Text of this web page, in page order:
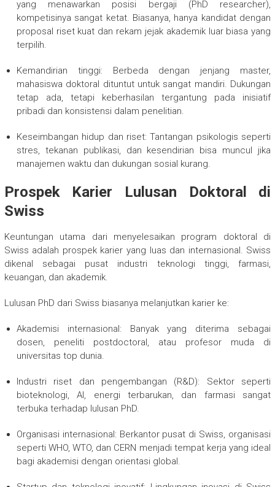
yang menawarkan posisi bergaji (PhD researcher),
kompetisinya sangat ketat. Biasanya, hanya kandidat dengan
proposal riset kuat dan rekam jejak akademik luar biasa yang
terpilih.
Kemandirian tinggi: Berbeda dengan jenjang master,
mahasiswa doktoral dituntut untuk sangat mandiri. Dukungan
tetap ada, tetapi keberhasilan tergantung pada inisiatif
pribadi dan konsistensi dalam penelitian.
Keseimbangan hidup dan riset: Tantangan psikologis seperti
stres, tekanan publikasi, dan kesendirian bisa muncul jika
manajemen waktu dan dukungan sosial kurang.
Prospek Karier Lulusan Doktoral di
Swiss
Keuntungan utama dari menyelesaikan program doktoral di
Swiss adalah prospek karier yang luas dan internasional. Swiss
dikenal sebagai pusat industri teknologi tinggi, farmasi,
keuangan, dan akademik.
Lulusan PhD dari Swiss biasanya melanjutkan karier ke:
Akademisi internasional: Banyak yang diterima sebagai
dosen, peneliti postdoctoral, atau profesor muda di
universitas top dunia.
Industri riset dan pengembangan (R&D): Sektor seperti
bioteknologi, AI, energi terbarukan, dan farmasi sangat
terbuka terhadap lulusan PhD.
Organisasi internasional: Berkantor pusat di Swiss, organisasi
seperti WHO, WTO, dan CERN menjadi tempat kerja yang ideal
bagi akademisi dengan orientasi global.